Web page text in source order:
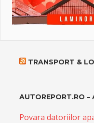
TRANSPORT &
AUTOREPORT.RO –
Povara datoriilor